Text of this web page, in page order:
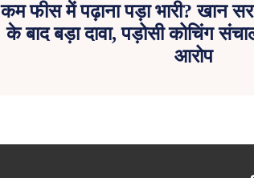
कम फीस में पढ़ाना पड़ा भारी? खान
के बाद बड़ा दावा, पड़ोसी कोचिंग
आरोप